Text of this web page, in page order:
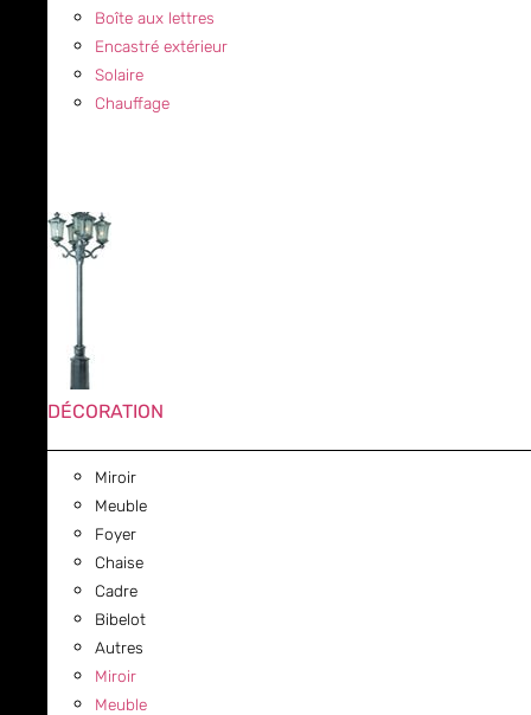
Boîte aux lettres
Encastré extérieur
Solaire
Chauffage
DÉCORATION
Miroir
Meuble
Foyer
Chaise
Cadre
Bibelot
Autres
Miroir
Meuble